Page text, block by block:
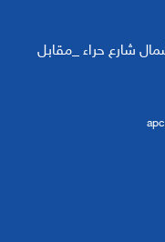
شارع حراء _مقابل